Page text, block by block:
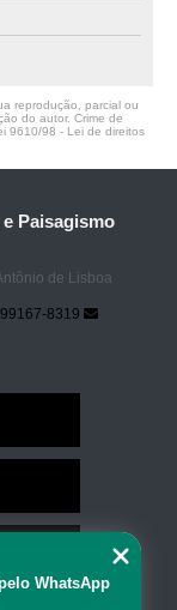
reprodução, parcial ou
do autor. Crime de
9610/98 - Lei de direitos
Paisagismo
de Lisboa
8319
WhatsApp